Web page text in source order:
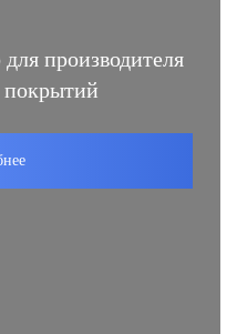
производителя